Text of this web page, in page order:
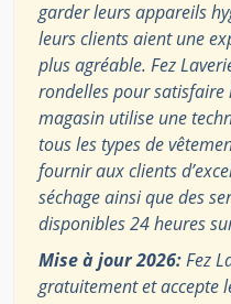
garder leurs appareils
leurs clients aient une
plus agréable. Fez
rondelles pour satisfaire
magasin utilise une
tous les types de
fournir aux clients
séchage ainsi que des
disponibles 24 heures
Mise à jour 2026:Fez
gratuitement et accepte